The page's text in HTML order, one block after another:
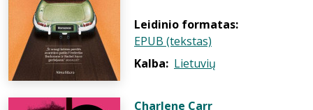
Leidinio formatas:
EPUB (tekstas)
Kalba: Lietuvių
Charlene Carr